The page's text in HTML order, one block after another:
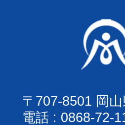
〒707-8501 岡
電話 : 0868-72-